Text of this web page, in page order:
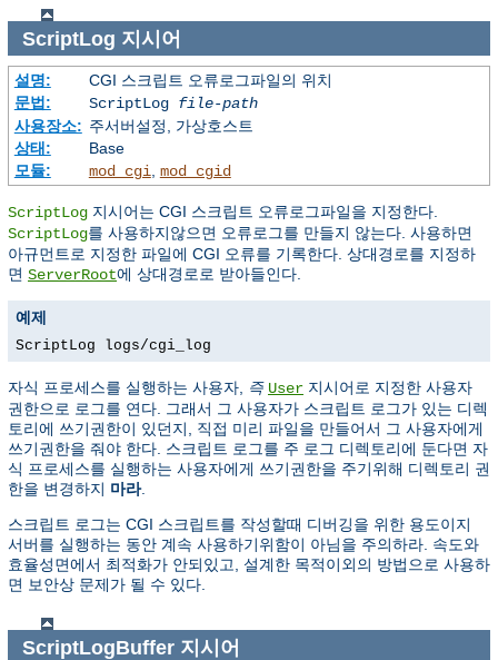
ScriptLog 지시어
설명:
CGI 스크립트 오류로그파일의 위치
문법:
ScriptLog file-path
사용장소: 주서버설정, 가상호스트
상태:
Base
모듈:
mod_cgi mod_cgid
ScriptLog 지시어는 CGI 스크립트 오류로그파일을 지정한다.
ScriptLog를 사용하지않으면 오류로그를 만들지 않는다. 사용하면
아규먼트로 지정한 파일에 CGI 오류를 기록한다. 상대경로를 지정하
면 ServerRoot에 상대경로로 받아들인다.
예제
ScriptLog logs/cgi_log
자식 프로세스를 실행하는 사용자, 즉 User 지시어로 지정한 사용자
권한으로 로그를 연다. 그래서 그 사용자가 스크립트 로그가 있는 디렉
토리에 쓰기권한이 있던지, 직접 미리 파일을 만들어서 그 사용자에게
쓰기권한을 줘야 한다. 스크립트 로그를 주 로그 디렉토리에 둔다면 자
식 프로세스를 실행하는 사용자에게 쓰기권한을 주기위해 디렉토리 권
한을 변경하지 마라.
스크립트 로그는 CGI 스크립트를 작성할때 디버깅을 위한 용도이지
서버를 실행하는 동안 계속 사용하기위함이 아님을 주의하라. 속도와
효율성면에서 최적화가 안되있고, 설계한 목적이외의 방법으로 사용하
면 보안상 문제가 될 수 있다.
ScriptLogBuffer지시어